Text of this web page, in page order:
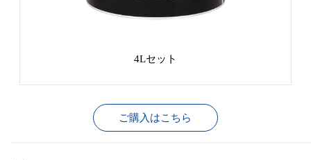
4Lセット
ご購入はこちら